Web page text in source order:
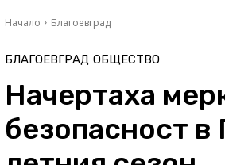
Начало Благоевград
БЛАГОЕВГРАД ОБЩЕСТВО
Начертаха
безопасност